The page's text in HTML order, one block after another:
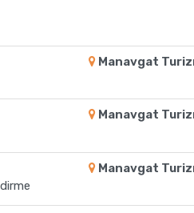
Manavgat
Manavgat
Manavgat